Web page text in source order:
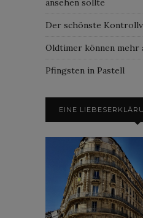
Der schönste
Oldtimer können mehr
Pfingsten in Pastell
EINE